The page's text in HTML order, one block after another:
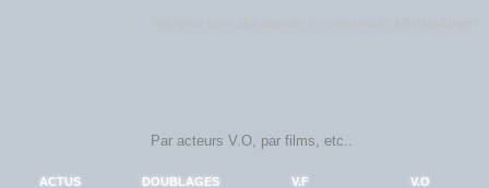
ACTUS DOUBLAGES V.F V.O